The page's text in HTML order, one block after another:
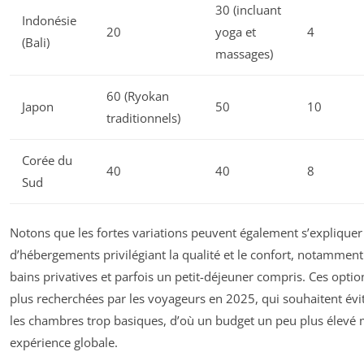
Indonésie
(Bali)
20
30 (incluant
yoga et
massages)
4
Japon
60 (Ryokan
traditionnels)
50 10
Corée du
Sud
40 40 8
Notons que les fortes variations peuvent également
d’hébergements privilégiant la qualité et le confort,
bains privatives et parfois un petit-déjeuner compris. Ces
plus recherchées par les voyageurs en 2025, qui souhaitent
les chambres trop basiques, d’où un budget un peu plus élevé
expérience globale.